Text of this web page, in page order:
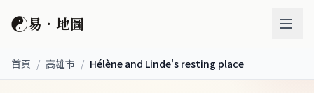
☯易．地圖
首頁 / 高雄市 / Hélène and Linde's resting place